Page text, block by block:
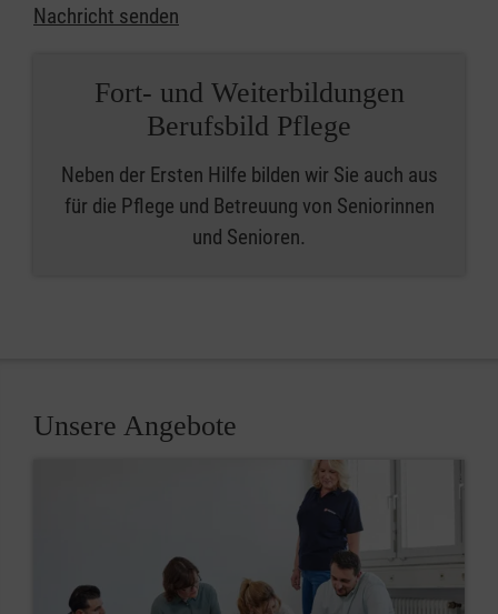
Nachricht senden
Fort- und Weiterbildungen
Berufsbild Pflege
Neben der Ersten Hilfe bilden wir Sie auch aus
für die Pflege und Betreuung von Seniorinnen
und Senioren.
Unsere Angebote